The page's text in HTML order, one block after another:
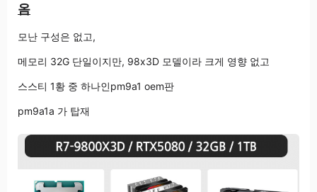
옴
모난 구성은 없고,
메모리 32G 단일이지만, 98x3D 모델이라 크게 영향 없고
스스티 1황 중 하나인pm9a1 oem판
pm9a1a 가 탑재